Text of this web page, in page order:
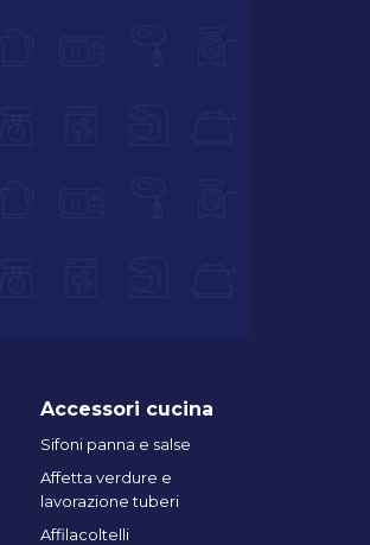
Accessori cucina
Sifoni panna e salse
Affetta verdure e
lavorazione tuberi
Affilacoltelli